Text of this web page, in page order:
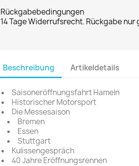
Rückgabebedingungen
14 Tage Widerrufsrecht. Rückgabe
Beschreibung Artikeldetails
Saisoneröffnungsfahrt Hameln
Historischer Motorsport
Die Messesaison
Bremen
Essen
Stuttgart
Kulissengespräch
40 Jahre Eröffnungsrennen